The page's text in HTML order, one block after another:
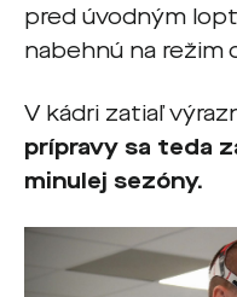
pred úvodným
nabehnú na režim
V kádri zatiaľ
prípravy sa teda
minulej sezóny.